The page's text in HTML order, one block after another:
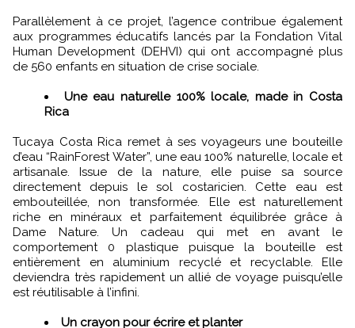
Parallèlement à ce projet, l’agence contribue également
aux programmes éducatifs lancés par la Fondation Vital
Human Development (DEHVI) qui ont accompagné plus
de 560 enfants en situation de crise sociale.
Une eau naturelle 100% locale, made in Costa
Rica
Tucaya Costa Rica remet à ses voyageurs une bouteille
d’eau “RainForest Water”, une eau 100% naturelle, locale et
artisanale. Issue de la nature, elle puise sa source
directement depuis le sol costaricien. Cette eau est
embouteillée, non transformée. Elle est naturellement
riche en minéraux et parfaitement équilibrée grâce à
Dame Nature. Un cadeau qui met en avant le
comportement 0 plastique puisque la bouteille est
entièrement en aluminium recyclé et recyclable. Elle
deviendra très rapidement un allié de voyage puisqu’elle
est réutilisable à l’infini.
Un crayon pour écrire et planter